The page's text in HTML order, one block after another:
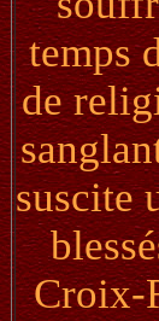
temps
de
suscite
Croix-